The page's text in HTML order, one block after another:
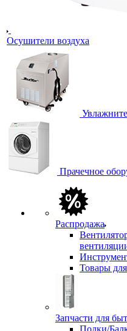
Осушители воздуха
Прачечное
Распродажа
Товары
Запчасти для
Полки/